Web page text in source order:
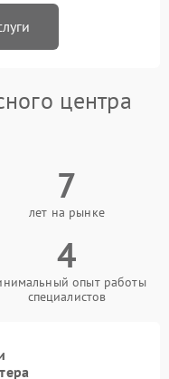
центра
7
лет на рынке
4
опыт работы
специалистов